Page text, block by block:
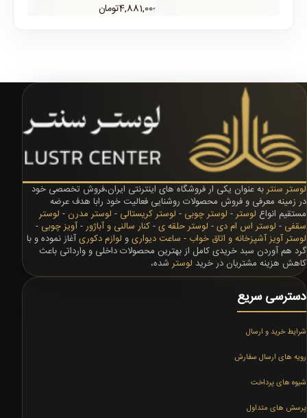
جدیدترین طراحی بدنه و..
4,881,000تومان
لوستر سنتربه عنوان یکی ار فروشگاه های اینترنتی ایران،فروش تخصصی خود
در زمینه معرفی و فروش محصولات روشنایی فعالیت خود رابا هدف عرضه
مستقیم انواع لوستر- لوستر چوبی - لوستر کریستالی - لوستر مدرن - لوستر
سقفی - لوستر اس ام دی- لوستر حلقه ی-کنار سالنی و آباژور-آویز چوبی -
لوستر آویز آشپزخانه و اتاق خواب - ساعت دیواریو لوازم دکوریآغاز نموده و با
گرد هم آوردن سبد خریدی کامل از بهترین محصولات داخلی و وارداتی باعث
کاهش هزینه مشتریان در خرید لوستر شده،
دسترسی سریع
شرایط خرید و ارسال
رویه های ارسال سفارش
شیوه های پرداخت
پرسش های متداول